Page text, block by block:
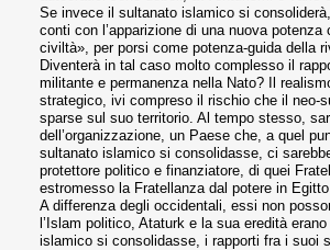
Se invece il sultanato islamico si
conti con l’apparizione di una nuova
civiltà», per porsi come potenza-guida della
Diventerà in tal caso molto complesso il
militante e permanenza nella Nato? Il
strategico, ivi compreso il rischio che il neo-
sparse sul suo territorio. Al tempo stesso,
dell’organizzazione, un Paese che, a quel
sultanato islamico si consolidasse, ci
protettore politico e finanziatore, di quei
estromesso la Fratellanza dal potere in
A differenza degli occidentali, essi non
l’Islam politico, Ataturk e la sua eredità
islamico si consolidasse, i rapporti fra i suoi